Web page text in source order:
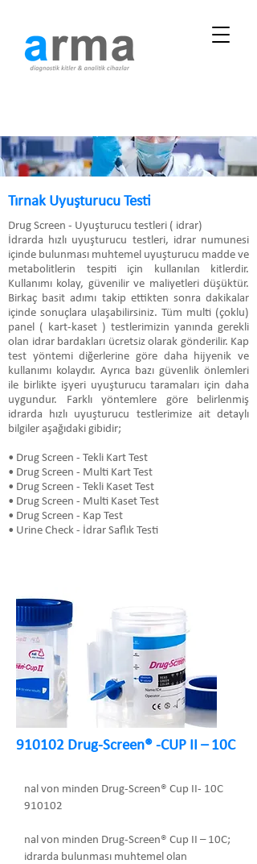
Tırnak Uyuşturucu Testi
Drug Screen - Uyuşturucu testleri ( idrar)
İdrarda hızlı uyuşturucu testleri, idrar numunesi
içinde bulunması muhtemel uyuşturucu madde ve
metabolitlerin tespiti için kullanılan kitlerdir.
Kullanımı kolay, güvenilir ve maliyetleri düşüktür.
Birkaç basit adımı takip ettikten sonra dakikalar
içinde sonuçlara ulaşabilirsiniz. Tüm multi (çoklu)
panel ( kart-kaset ) testlerimizin yanında gerekli
olan idrar bardakları ücretsiz olarak gönderilir. Kap
test yöntemi diğerlerine göre daha hijyenik ve
kullanımı kolaydır. Ayrıca bazı güvenlik önlemleri
ile birlikte işyeri uyuşturucu taramaları için daha
uygundur. Farklı yöntemlere göre belirlenmiş
idrarda hızlı uyuşturucu testlerimize ait detaylı
bilgiler aşağıdaki gibidir;
• Drug Screen - Tekli Kart Test
• Drug Screen - Multi Kart Test
• Drug Screen - Tekli Kaset Test
• Drug Screen - Multi Kaset Test
• Drug Screen - Kap Test
• Urine Check - İdrar Saflık Testi
910102 Drug-Screen® -CUP II – 10C
nal von minden Drug-Screen® Cup II- 10C
910102
nal von minden Drug-Screen® Cup II – 10C;
idrarda bulunması muhtemel olan